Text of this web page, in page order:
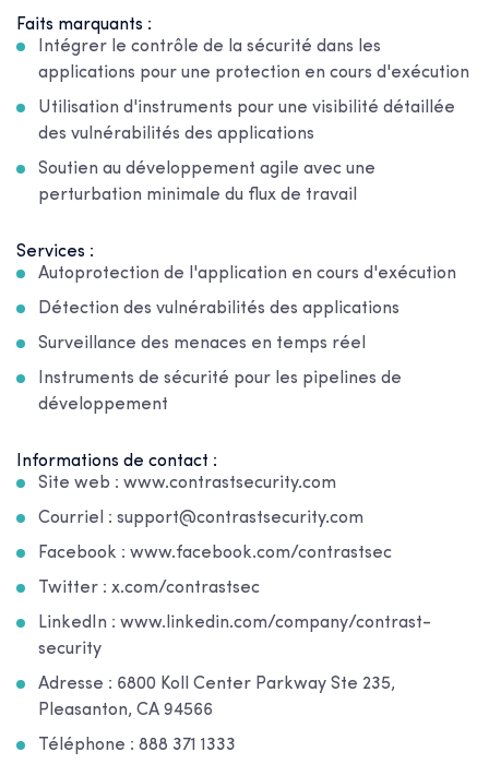
Faits marquants :
Intégrer le contrôle de la sécurité dans les
applications pour une protection en cours d'exécution
Utilisation d'instruments pour une visibilité détaillée
des vulnérabilités des applications
Soutien au développement agile avec une
perturbation minimale du flux de travail
Services :
Autoprotection de l'application en cours d'exécution
Détection des vulnérabilités des applications
Surveillance des menaces en temps réel
Instruments de sécurité pour les pipelines de
développement
Informations de contact :
Site web : www.contrastsecurity.com
Courriel : support@contrastsecurity.com
Facebook : www.facebook.com/contrastsec
Twitter : x.com/contrastsec
LinkedIn : www.linkedin.com/company/contrast-
security
Adresse : 6800 Koll Center Parkway Ste 235,
Pleasanton, CA 94566
Téléphone : 888 371 1333